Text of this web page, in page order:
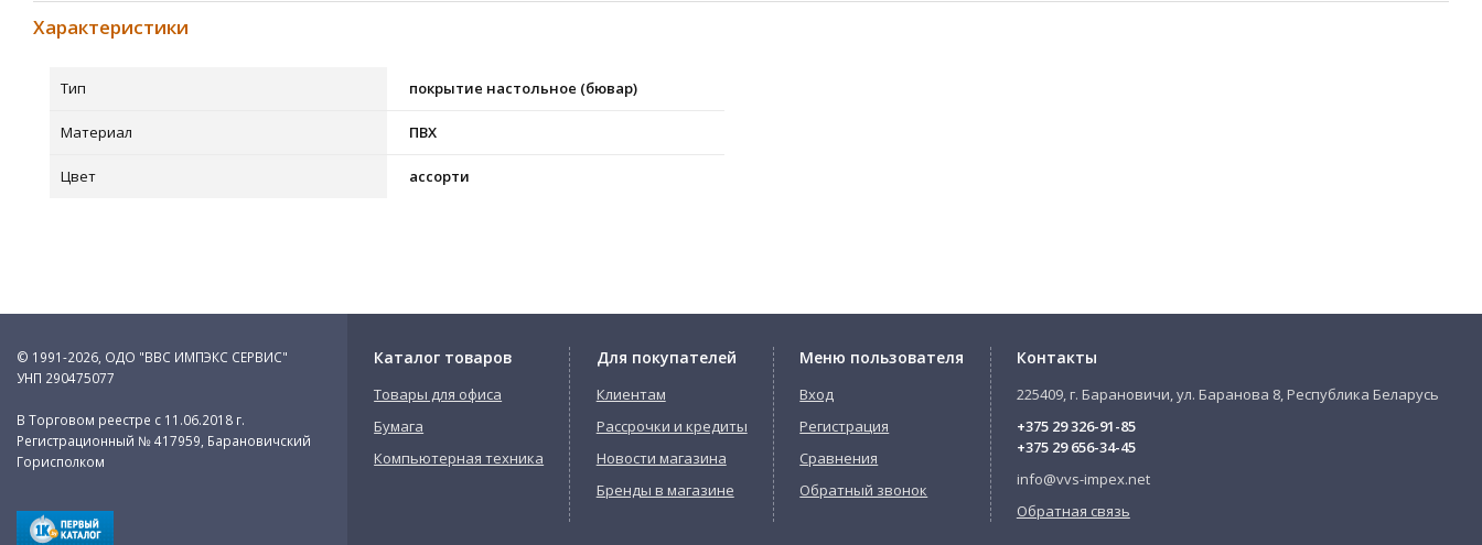
Характеристики
Тип покрытие настольное (бювар)
Материал ПВХ
Цвет ассорти
© 1991-2026, ОДО "ВВС ИМПЭКС СЕРВИС"
УНП 290475077
В Торговом реестре с 11.06.2018 г.
Регистрационный № 417959, Барановичский
Горисполком
Каталог товаров
Товары для офиса
Бумага
Компьютерная техника
Для покупателей
Клиентам
Рассрочки и кредиты
Новости магазина
Бренды в магазине
Меню пользователя
Вход
Регистрация
Сравнения
Обратный звонок
Контакты
225409, г. Барановичи, ул. Баранова 8, Республика Беларусь
+375 29 326-91-85
+375 29 656-34-45
info@vvs-impex.net
Обратная связь